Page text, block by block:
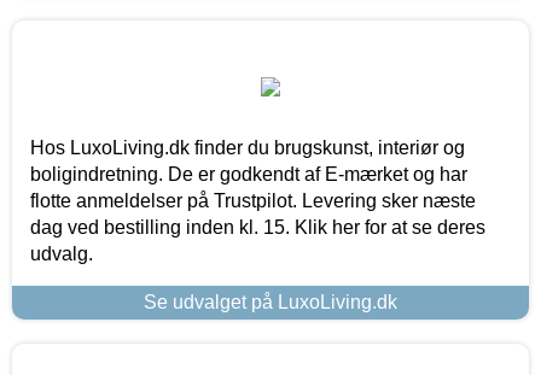
Hos LuxoLiving.dk finder du brugskunst, interiør og
boligindretning. De er godkendt af E-mærket og har
flotte anmeldelser på Trustpilot. Levering sker næste
dag ved bestilling inden kl. 15. Klik her for at se deres
udvalg.
Se udvalget på LuxoLiving.dk